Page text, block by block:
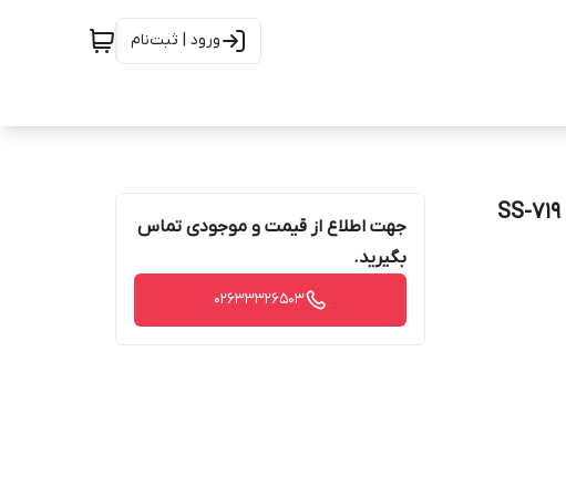
ورود | ثبت‌نام
جهت اطلاع از قیمت و موجودی تماس
بگیرید.
02633326503